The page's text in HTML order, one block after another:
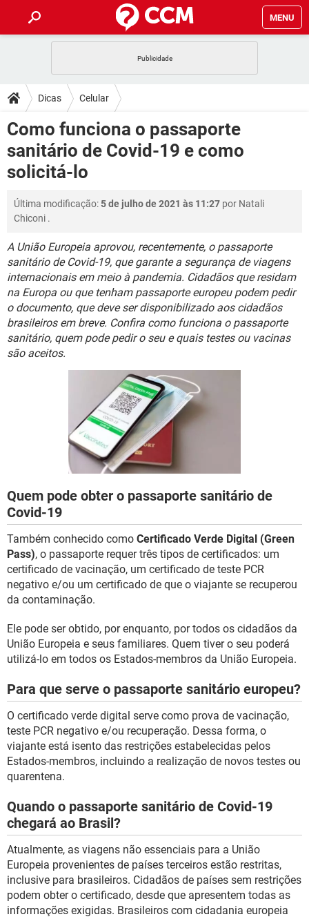
MENU
CELULAR
OUTLOOK EXCEL
INSTAGRAM GMAIL
GUIA DE COMPRAS
DICAS
JOGOS
CELULAR FACEBOOK
GUIA DE COMPRAS
DOWNLOADS
JOGOS WHATSAPP
CELULAR
OUTLOOK
INSTAGRAM
GUIA DE COMPRAS
FÓRUM
CELULAR FACEBOOK
GUIA DE COMPRAS
JOGOS
CELULAR FACEBOOK
OUTLOOK EXCEL
INSTAGRAM GMAIL
GUIA DE COMPRAS
Dicas Celular
Como funciona o passaporte
sanitário de Covid-19 e como
solicitá-lo
Última modificação:5 de julho de 2021 às 11:27 por Natali
Chiconi .
A União Europeia aprovou, recentemente, o passaporte
sanitário de Covid-19, que garante a segurança de viagens
internacionais em meio à pandemia. Cidadãos que residam
na Europa ou que tenham passaporte europeu podem pedir
o documento, que deve ser disponibilizado aos cidadãos
brasileiros em breve. Confira como funciona o passaporte
sanitário, quem pode pedir o seu e quais testes ou vacinas
são aceitos.
Quem pode obter o passaporte sanitário de
Covid-19
Também conhecido como Certificado Verde Digital (Green
Pass), o passaporte requer três tipos de certificados: um
certificado de vacinação, um certificado de teste PCR
negativo e/ou um certificado de que o viajante se recuperou
da contaminação.
Ele pode ser obtido, por enquanto, por todos os cidadãos da
União Europeia e seus familiares. Quem tiver o seu poderá
utilizá-lo em todos os Estados-membros da União Europeia.
Para que serve o passaporte sanitário europeu?
O certificado verde digital serve como prova de vacinação,
teste PCR negativo e/ou recuperação. Dessa forma, o
viajante está isento das restrições estabelecidas pelos
Estados-membros, incluindo a realização de novos testes ou
quarentena.
Quando o passaporte sanitário de Covid-19
chegará ao Brasil?
Atualmente, as viagens não essenciais para a União
Europeia provenientes de países terceiros estão restritas,
inclusive para brasileiros. Cidadãos de países sem restrições
podem obter o certificado, desde que apresentem todas as
informações exigidas. Brasileiros com cidadania europeia